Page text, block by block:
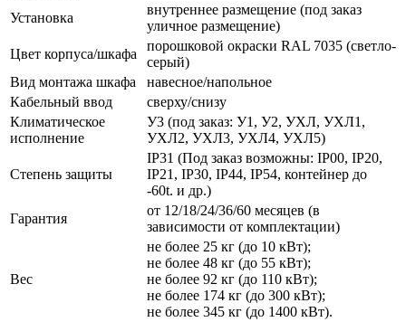
Установка
внутреннее размещение (под заказ
уличное размещение)
Цвет корпуса/шкафа
порошковой окраски RAL 7035 (светло-
серый)
Вид монтажа шкафа
навесное/напольное
Кабельный ввод
сверху/снизу
Климатическое
исполнение
У3 (под заказ: У1, У2, УХЛ, УХЛ1,
УХЛ2, УХЛ3, УХЛ4, УХЛ5)
Степень защиты
IP31 (Под заказ возможны: IP00, IP20,
IP21, IP30, IP44, IP54, контейнер до
-60t. и др.)
Гарантия
от 12/18/24/36/60 месяцев (в
зависимости от комплектации)
Вес
не более 25 кг (до 10 кВт);
не более 48 кг (до 55 кВт);
не более 92 кг (до 110 кВт);
не более 174 кг (до 300 кВт);
не более 345 кг (до 1400 кВт).